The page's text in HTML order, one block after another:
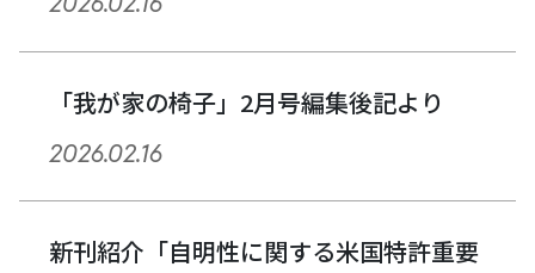
ン
「我が家の椅子」2月号編集後記より
2026.02.16
新刊紹介「自明性に関する米国特許重要